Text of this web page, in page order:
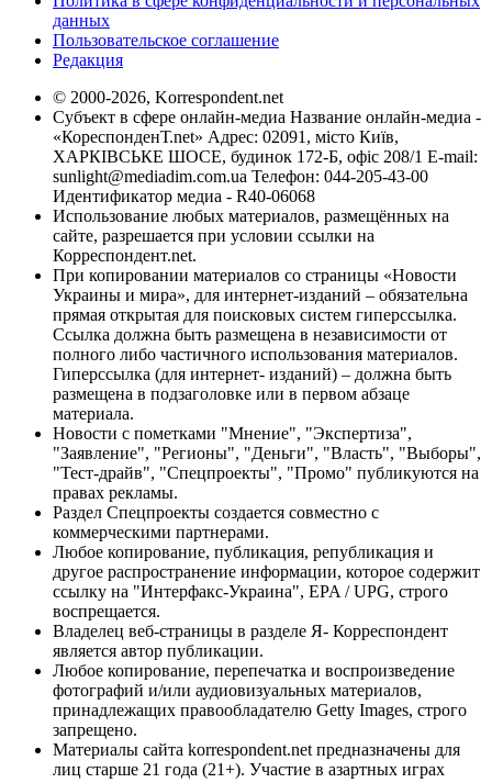
данных
Пользовательское соглашение
Редакция
© 2000-2026, Korrespondent.net
Субъект в сфере онлайн-медиа Название онлайн-медиа -
«КореспонденТ.net» Адрес: 02091, місто Київ,
ХАРКІВСЬКЕ ШОСЕ, будинок 172-Б, офіс 208/1 E-mail:
sunlight@mediadim.com.ua Телефон: 044-205-43-00
Идентификатор медиа - R40-06068
Использование любых материалов, размещённых на
сайте, разрешается при условии ссылки на
Корреспондент.net.
При копировании материалов со страницы «Новости
Украины и мира», для интернет-изданий – обязательна
прямая открытая для поисковых систем гиперссылка.
Ссылка должна быть размещена в независимости от
полного либо частичного использования материалов.
Гиперссылка (для интернет- изданий) – должна быть
размещена в подзаголовке или в первом абзаце
материала.
Новости с пометками "Мнение", "Экспертиза",
"Заявление", "Регионы", "Деньги", "Власть", "Выборы",
"Тест-драйв", "Спецпроекты", "Промо" публикуются на
правах рекламы.
Раздел Спецпроекты создается совместно с
коммерческими партнерами.
Любое копирование, публикация, републикация и
другое распространение информации, которое содержит
ссылку на "Интерфакс-Украина", EPA / UPG, строго
воспрещается.
Владелец веб-страницы в разделе Я- Корреспондент
является автор публикации.
Любое копирование, перепечатка и воспроизведение
фотографий и/или аудиовизуальных материалов,
принадлежащих правообладателю Getty Images, строго
запрещено.
Материалы сайта korrespondent.net предназначены для
лиц старше 21 года (21+). Участие в азартных играх